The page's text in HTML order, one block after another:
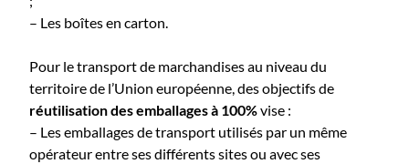
– Les boîtes en carton.
Pour le transport de marchandises au niveau du
territoire de l’Union européenne, des objectifs de
réutilisation des emballages à 100%vise :
– Les emballages de transport utilisés par un même
opérateur entre ses différents sites ou avec ses